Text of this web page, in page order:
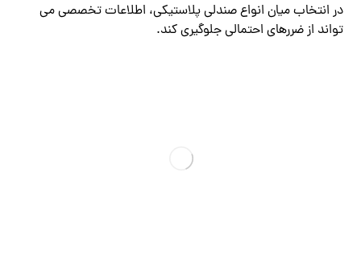
در انتخاب میان انواع صندلی پلاستیکی، اطلاعات تخصصی می
‌تواند از ضررهای احتمالی جلوگیری کند.